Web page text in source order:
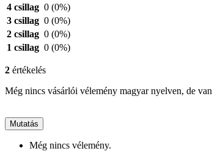
4 csillag 0 (0%)
3 csillag 0 (0%)
2 csillag 0 (0%)
1 csillag 0 (0%)
2 értékelés
Még nincs vásárlói vélemény magyar nyelven, de
Mutatás
Még nincs vélemény.